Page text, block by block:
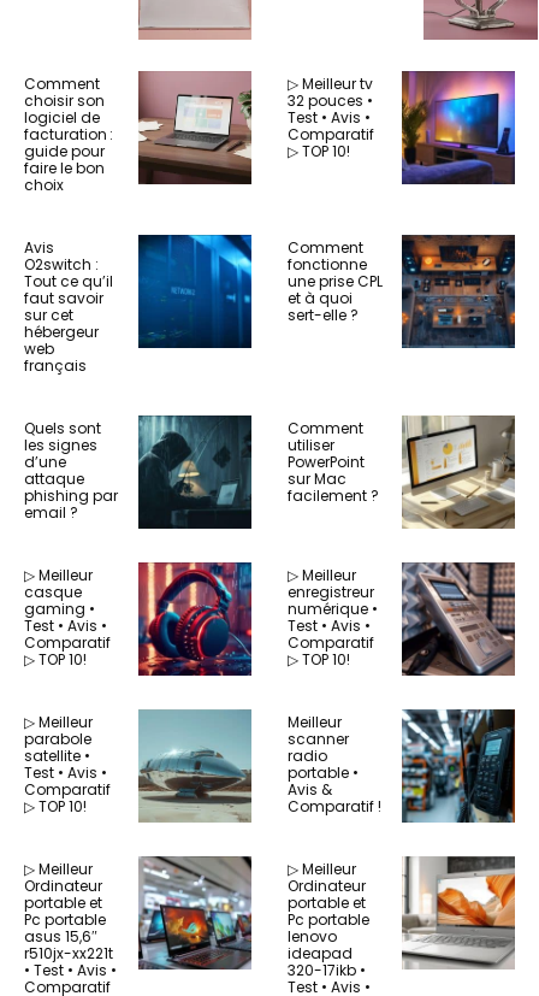
Comment
choisir son
logiciel de
facturation :
guide pour
faire le bon
choix
▷ Meilleur tv
32 pouces •
Test • Avis •
Comparatif
▷ TOP 10!
Avis
O2switch :
Tout ce qu’il
faut savoir
sur cet
hébergeur
web
français
Comment
fonctionne
une prise CPL
et à quoi
sert-elle ?
Quels sont
les signes
d’une
attaque
phishing par
email ?
Comment
utiliser
PowerPoint
sur Mac
facilement ?
▷ Meilleur
casque
gaming •
Test • Avis •
Comparatif
▷ TOP 10!
▷ Meilleur
enregistreur
numérique •
Test • Avis •
Comparatif
▷ TOP 10!
▷ Meilleur
parabole
satellite •
Test • Avis •
Comparatif
▷ TOP 10!
Meilleur
scanner
radio
portable •
Avis &
Comparatif !
▷ Meilleur
Ordinateur
portable et
Pc portable
asus 15,6″
r510jx-xx221t
• Test • Avis •
Comparatif
▷ Meilleur
Ordinateur
portable et
Pc portable
lenovo
ideapad
320-17ikb •
Test • Avis •